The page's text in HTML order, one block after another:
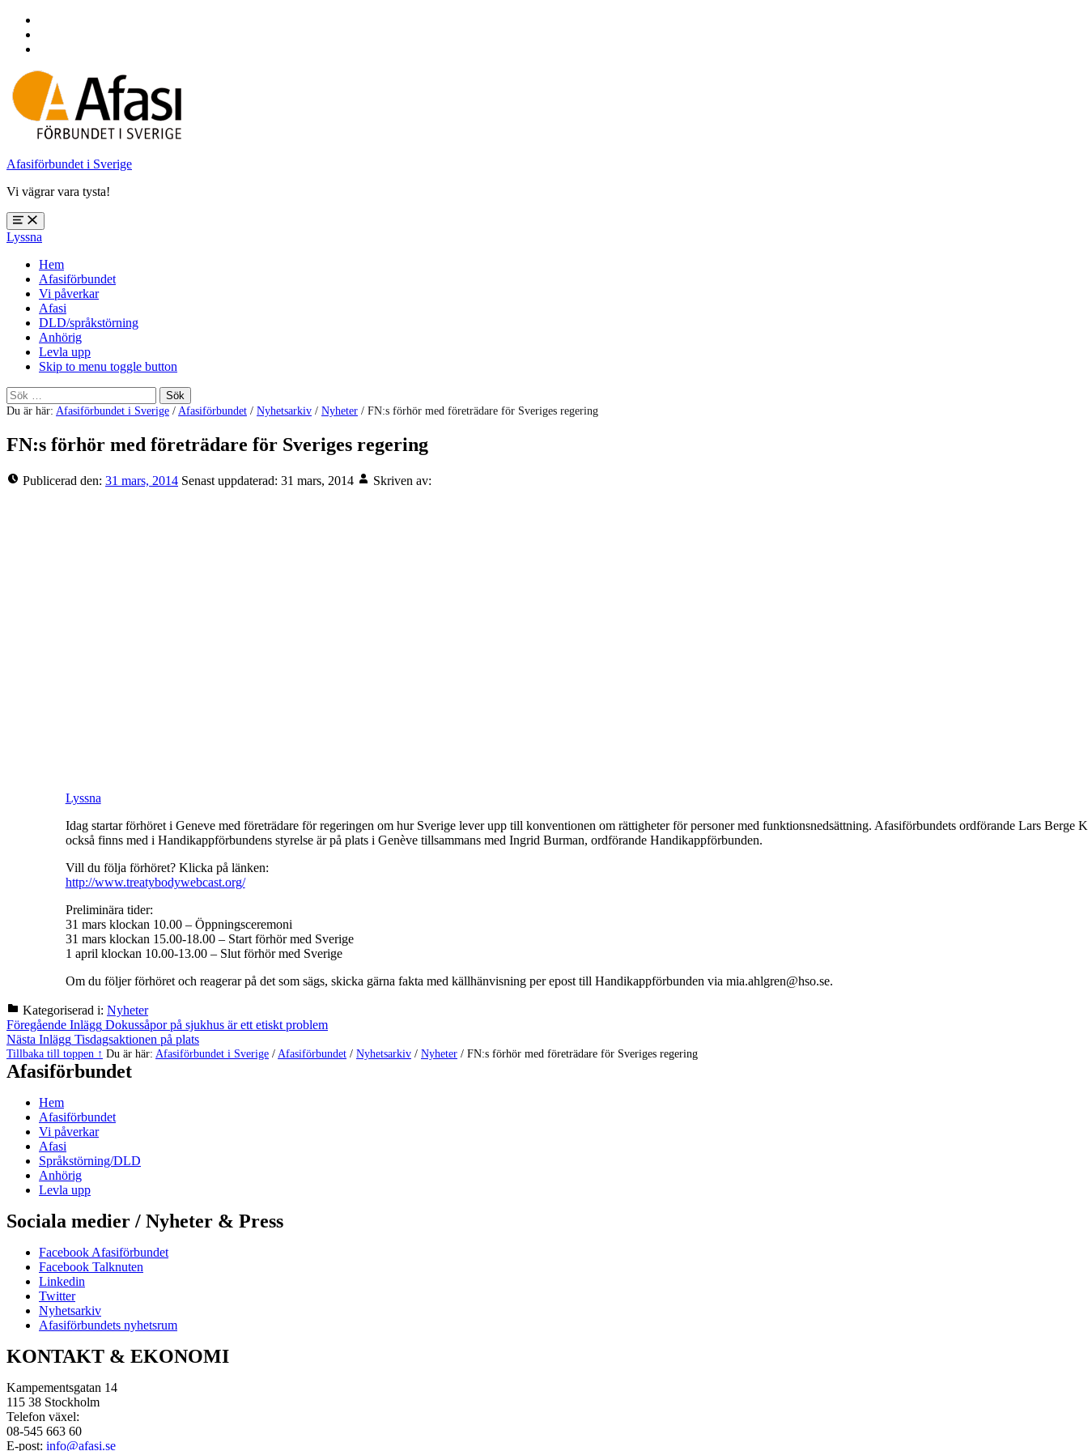
sidfoten
Afasiförbundet i Sverige
Vi vägrar vara tysta!
Öppna
meny:
%s
Lyssna
Hem
Afasiförbundet
Vi påverkar
Afasi
DLD/språkstörning
Anhörig
Levla upp
Skip to menu toggle button
Sök
efter:
Du är här: Afasiförbundet i Sverige /Afasiförbundet / Nyhetsarkiv / Nyheter / FN:s förhör med företrädare för Sveriges regering
FN:s förhör med företrädare för Sveriges regering
Publicerad den: 31 mars, 2014 Senast uppdaterad: 31 mars, 2014 Skriven av:
Lyssna
Idag startar förhöret i Geneve med företrädare för regeringen om hur Sverige lever upp till konventionen om rättigheter för personer med funktionsnedsättning. Afasiförbundets ordförande Lars Berge
också finns med i Handikappförbundens styrelse är på plats i Genève tillsammans med Ingrid Burman, ordförande Handikappförbunden.
Vill du följa förhöret? Klicka på länken:
http://www.treatybodywebcast.org/
Preliminära tider:
31 mars klockan 10.00 – Öppningsceremoni
31 mars klockan 15.00-18.00 – Start förhör med Sverige
1 april klockan 10.00-13.00 – Slut förhör med Sverige
Om du följer förhöret och reagerar på det som sägs, skicka gärna fakta med källhänvisning per epost till Handikappförbunden via mia.ahlgren@hso.se.
Kategoriserad i: Nyheter
Hoppa
tillbaka
till
huvudnavigeringen
Inläggsnavigering
Föregående Inlägg Dokussåpor på sjukhus är ett etiskt problem
Nästa Inlägg Tisdagsaktionen på plats
Tillbaka till toppen ↑ Du är här: Afasiförbundet i Sverige / Afasiförbundet / Nyhetsarkiv / Nyheter / FN:s förhör med företrädare för Sveriges regering
Afasiförbundet
Hem
Afasiförbundet
Vi påverkar
Afasi
Språkstörning/DLD
Anhörig
Levla upp
Sociala medier / Nyheter & Press
Facebook Afasiförbundet
Facebook Talknuten
Linkedin
Twitter
Nyhetsarkiv
Afasiförbundets nyhetsrum
KONTAKT & EKONOMI
Kampementsgatan 14
115 38 Stockholm
Telefon växel:
08-545 663 60
E-post: info@afasi.se